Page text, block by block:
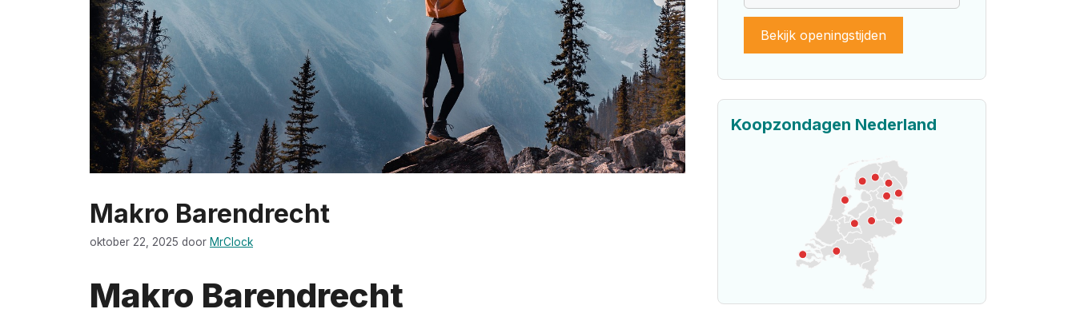
Makro Barendrecht
oktober 22, 2025 door MrClock
Makro Barendrecht
Bekijk openingstijden
Koopzondagen Nederland